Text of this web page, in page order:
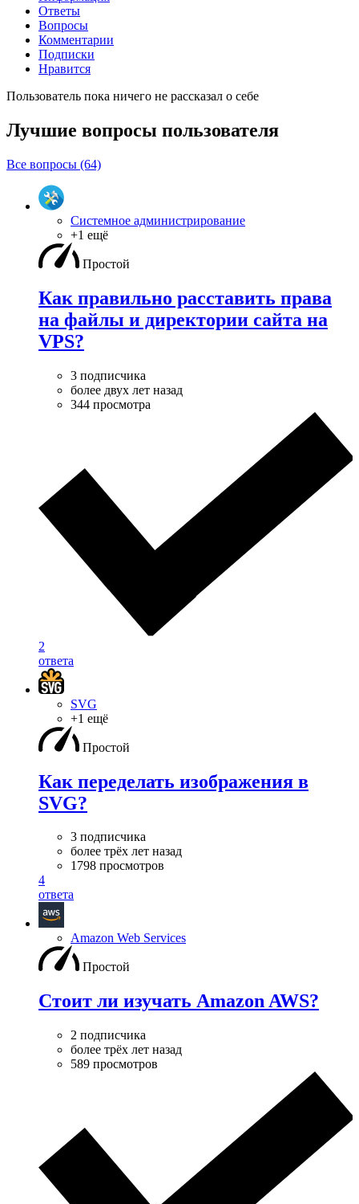
Ответы
Вопросы
Комментарии
Подписки
Нравится
Пользователь пока ничего не рассказал о себе
Лучшие вопросы пользователя
Все вопросы (64)
Системное администрирование
+1 ещё
Простой
Как правильно расставить права
на файлы и директории сайта на
VPS?
3 подписчика
более двух лет назад
344 просмотра
2
ответа
SVG
+1 ещё
Простой
Как переделать изображения в
SVG?
3 подписчика
более трёх лет назад
1798 просмотров
4
ответа
Amazon Web Services
Простой
Стоит ли изучать Amazon AWS?
2 подписчика
более трёх лет назад
589 просмотров